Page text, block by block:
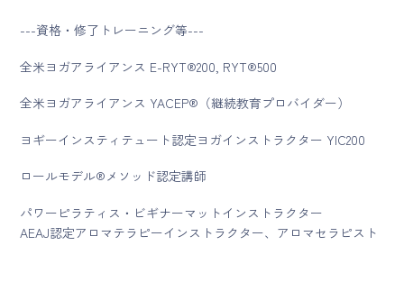
---資格・修了トレーニング等---
全米ヨガアライアンス E-RYT®200, RYT®500
全米ヨガアライアンス YACEP®（継続教育プロバイダー）
ヨギーインスティテュート認定ヨガインストラクター YIC200
ロールモデル®メソッド認定講師
パワーピラティス・ビギナーマットインストラクター
AEAJ認定アロマテラピーインストラクター、アロマセラピスト